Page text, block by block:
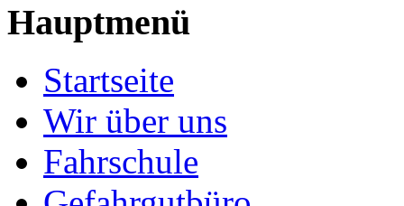
Hauptmenü
Startseite
Wir über uns
Fahrschule